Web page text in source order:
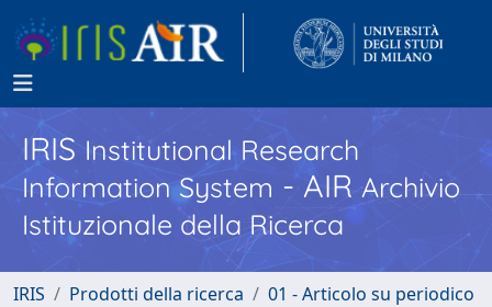
IRISInstitutional Research
Information System - AIR Archivio
Istituzionale della Ricerca
IRIS Prodotti della ricerca 01 - Articolo su periodico